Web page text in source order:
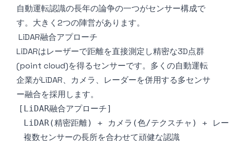
自動運転認識の長年の論争の一つがセンサー構成で
す。大きく2つの陣営があります。
LiDAR融合アプローチ
LiDARはレーザーで距離を直接測定し精密な3D点群
(point cloud)を得るセンサーです。多くの自動運転
企業がLiDAR、カメラ、レーダーを併用する多センサ
ー融合を採用します。